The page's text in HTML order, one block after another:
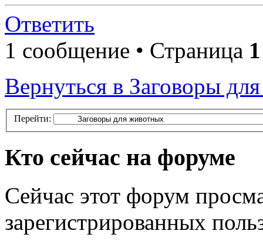
Ответить
1 сообщение • Страница 1
Вернуться в Заговоры
Перейти:
Кто сейчас на форуме
Сейчас этот форум
зарегистрированных